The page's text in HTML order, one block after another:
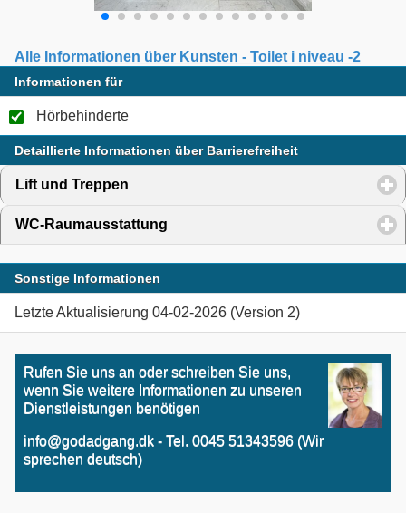
Alle Informationen über Kunsten - Toilet i niveau -2
Informationen für
Hörbehinderte
Detaillierte Informationen über Barrierefreiheit
Lift und Treppen
WC-Raumausstattung
Sonstige Informationen
Letzte Aktualisierung 04-02-2026 (Version 2)
Rufen Sie uns an oder schreiben Sie uns,
wenn Sie weitere Informationen zu unseren
Dienstleistungen benötigen
info@godadgang.dk - Tel. 0045 51343596 (Wir
sprechen deutsch)